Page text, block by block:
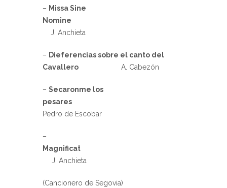
– Missa Sine
Nomine
J. Anchieta
– Dieferencias sobre el canto del
Cavallero A. Cabezón
– Secaronme los
pesares
Pedro de Escobar
–
Magnificat
J. Anchieta
(Cancionero de Segovia)